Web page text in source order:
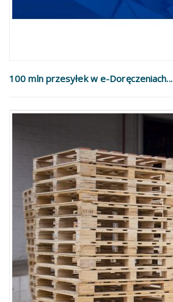
100 mln przesyłek w e-Doręczeniach...